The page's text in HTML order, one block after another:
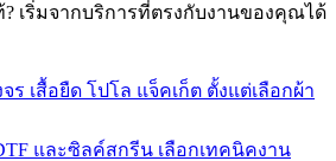
? เริ่มจากบริการที่ตรงกับงานของคุณได้
ร เสื้อยืด โปโล แจ็คเก็ต ตั้งแต่เลือกผ้า
และซิลค์สกรีน เลือกเทคนิคงาน